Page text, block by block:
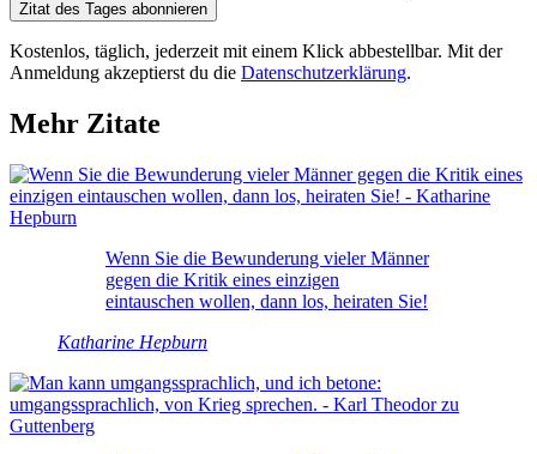
Zitat des Tages abonnieren
Kostenlos, täglich, jederzeit mit einem Klick abbestellbar. Mit der
Anmeldung akzeptierst du die Datenschutzerklärung.
Mehr Zitate
Wenn Sie die Bewunderung vieler Männer
gegen die Kritik eines einzigen
eintauschen wollen, dann los, heiraten Sie!
Katharine Hepburn